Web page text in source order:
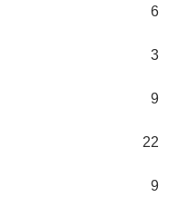
6
3
9
22
9